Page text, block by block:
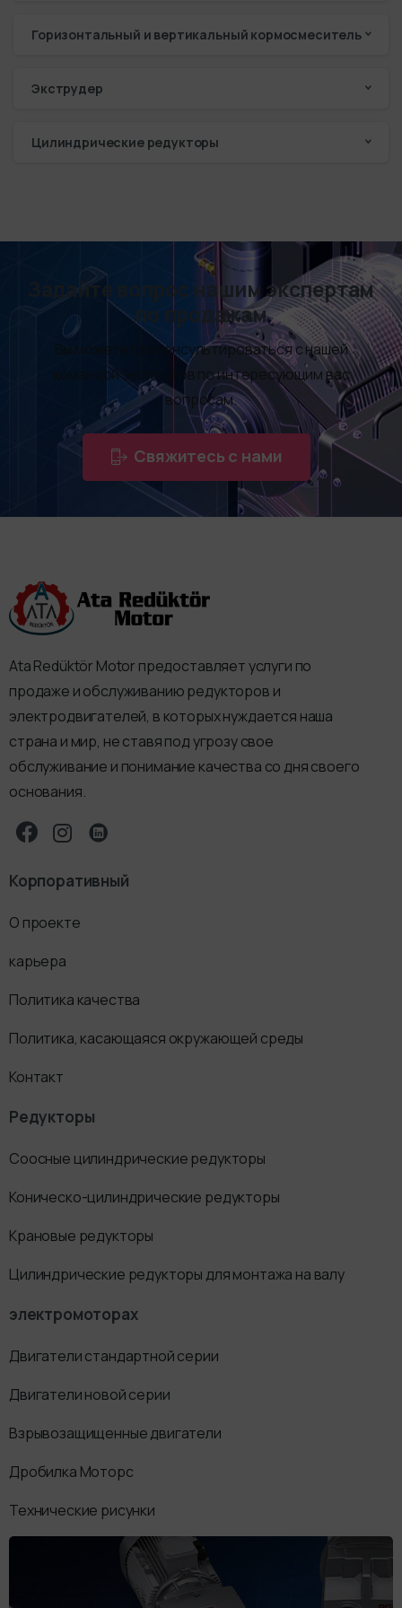
Горизонтальный и вертикальный кормосмеситель
Экструдер
Цилиндрические редукторы
Задайте вопрос нашим экспертам
по продажам
Вы можете проконсультироваться с нашей
командой экспертов по интересующим вас
вопросам.
Свяжитесь с нами
Ata Redüktör Motor предоставляет услуги по
продаже и обслуживанию редукторов и
электродвигателей, в которых нуждается наша
страна и мир, не ставя под угрозу свое
обслуживание и понимание качества со дня своего
основания.
Корпоративный
О проекте
карьера
Политика качества
Политика, касающаяся окружающей среды
Контакт
Редукторы
Соосные цилиндрические редукторы
Коническо-цилиндрические редукторы
Крановые редукторы
Цилиндрические редукторы для монтажа на валу
электромоторах
Двигатели стандартной серии
Двигатели новой серии
Взрывозащищенные двигатели
Дробилка Моторс
Технические рисунки